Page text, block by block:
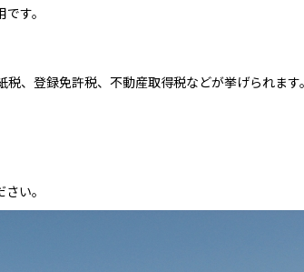
す。
、登録免許税、不動産取得税などが挙げられます
い。